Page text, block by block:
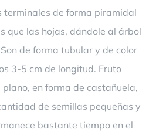
terminales de forma piramidal
que las hojas, dándole al árbol
de forma tubular y de color
3-5 cm de longitud. Fruto
plano, en forma de castañuela,
de semillas pequeñas y
bastante tiempo en el